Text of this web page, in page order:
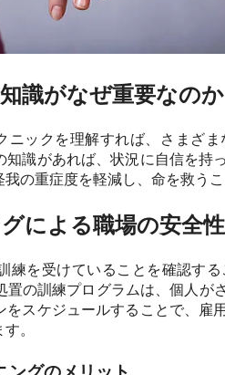
識がなぜ重要なのか
ニックを理解すれば、さまざ
識があれば、状況に自信を持
の重症度を軽減し、命を救うこ
による職場の安全
練を受けていることを確認す
置の訓練プログラムは、個人
をスケジュールすることで、
。